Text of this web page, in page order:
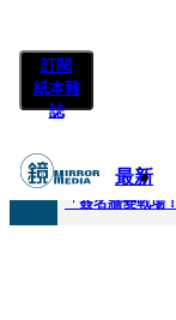
訂閱
紙本雜
誌
最新
快訊